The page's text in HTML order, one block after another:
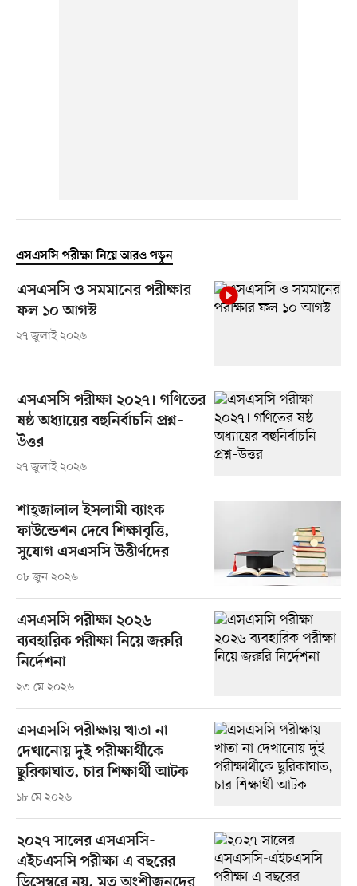
এসএসসি পরীক্ষা নিয়ে আরও পড়ুন
এসএসসি ও সমমানের পরীক্ষার
ফল ১০ আগস্ট
২৭ জুলাই ২০২৬
এসএসসি পরীক্ষা ২০২৭। গণিতের
ষষ্ঠ অধ্যায়ের বহুনির্বাচনি প্রশ্ন–
উত্তর
২৭ জুলাই ২০২৬
শাহ্‌জালাল ইসলামী ব্যাংক
ফাউন্ডেশন দেবে শিক্ষাবৃত্তি,
সুযোগ এসএসসি উত্তীর্ণদের
০৮ জুন ২০২৬
এসএসসি পরীক্ষা ২০২৬
ব্যবহারিক পরীক্ষা নিয়ে জরুরি
নির্দেশনা
২৩ মে ২০২৬
এসএসসি পরীক্ষায় খাতা না
দেখানোয় দুই পরীক্ষার্থীকে
ছুরিকাঘাত, চার শিক্ষার্থী আটক
১৮ মে ২০২৬
২০২৭ সালের এসএসসি-
এইচএসসি পরীক্ষা এ বছরের